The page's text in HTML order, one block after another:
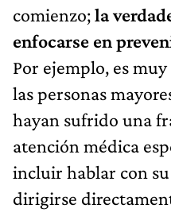
comienzo;la
enfocarse en
Por ejemplo, es
las personas
hayan sufrido una
atención médica
incluir hablar con
dirigirse